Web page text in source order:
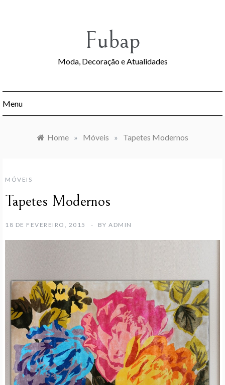
Fubap
Moda, Decoração e Atualidades
Menu
Home » Móveis » Tapetes Modernos
MÓVEIS
Tapetes Modernos
18 DE FEVEREIRO, 2015 BY ADMIN